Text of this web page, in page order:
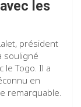
les
président
souligné
le Togo. Il a
en
remarquable.